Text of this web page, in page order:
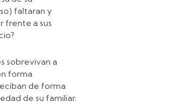
faltaran y
frente a sus
sobrevivan a
forma
de forma
de su familiar.